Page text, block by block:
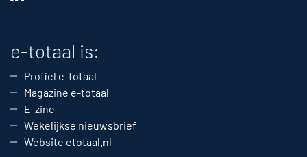
e-totaal is:
Profiel e-totaal
Magazine e-totaal
E-zine
Wekelijkse nieuwsbrief
Website etotaal.nl